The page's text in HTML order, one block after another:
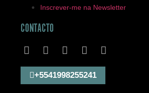
Inscrever-me na Newsletter
CONTACTO
+5541998255241